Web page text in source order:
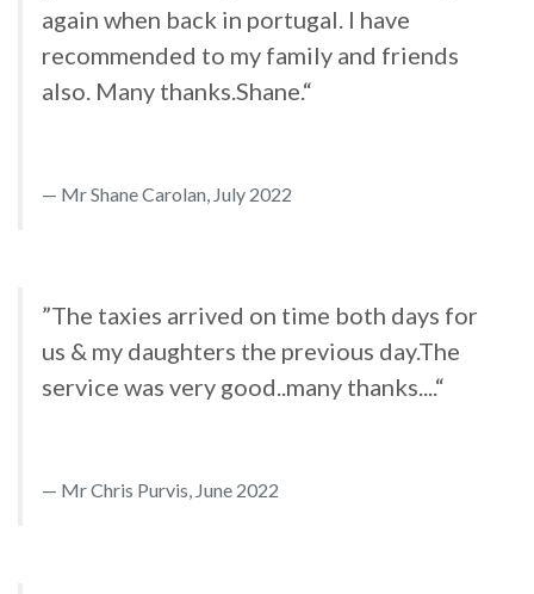
again when back in portugal. I have
recommended to my family and friends
also. Many thanks.Shane.“
Mr Shane Carolan, July 2022
”The taxies arrived on time both days for
us & my daughters the previous day.The
service was very good..many thanks....“
Mr Chris Purvis, June 2022